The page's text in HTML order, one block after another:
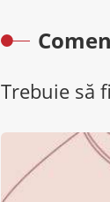
Trebuie să